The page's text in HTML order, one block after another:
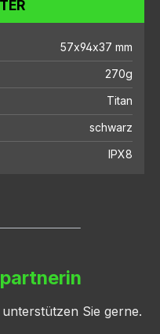
57x94x37 mm
270g
Titan
schwarz
IPX8
Sie gerne.